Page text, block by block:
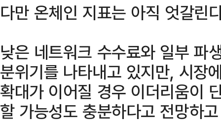
다만 온체인 지표는 아직 엇갈린
낮은 네트워크 수수료와 일부 파
분위기를 나타내고 있지만, 시장
확대가 이어질 경우 이더리움이
할 가능성도 충분하다고 전망하